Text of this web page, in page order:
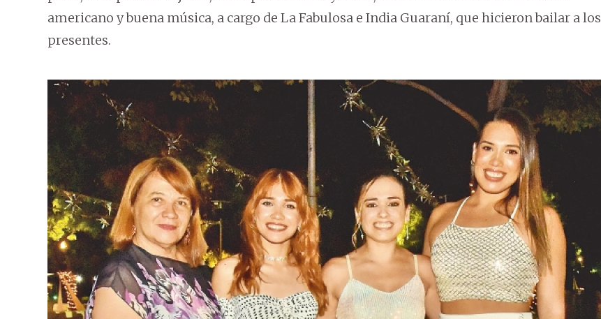
americano y buena música, a cargo de La Fabulosa e India Guaraní, que hicieron bailar a los
presentes.